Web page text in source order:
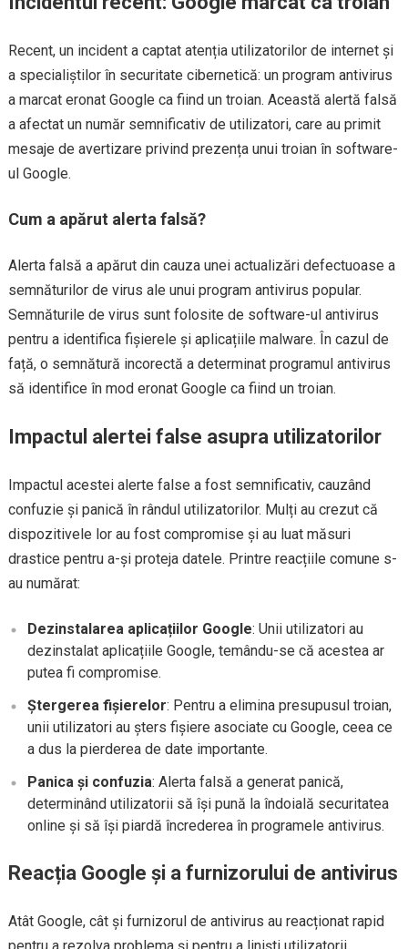
Recent, un incident a captat atenția utilizatorilor de internet și
a specialiștilor în securitate cibernetică: un program antivirus
a marcat eronat Google ca fiind un troian. Această alertă falsă
a afectat un număr semnificativ de utilizatori, care au primit
mesaje de avertizare privind prezența unui troian în software-
ul Google.
Cum a apărut alerta falsă?
Alerta falsă a apărut din cauza unei actualizări defectuoase a
semnăturilor de virus ale unui program antivirus popular.
Semnăturile de virus sunt folosite de software-ul antivirus
pentru a identifica fișierele și aplicațiile malware. În cazul de
față, o semnătură incorectă a determinat programul antivirus
să identifice în mod eronat Google ca fiind un troian.
Impactul alertei false asupra utilizatorilor
Impactul acestei alerte false a fost semnificativ, cauzând
confuzie și panică în rândul utilizatorilor. Mulți au crezut că
dispozitivele lor au fost compromise și au luat măsuri
drastice pentru a-și proteja datele. Printre reacțiile comune s-
au numărat:
Dezinstalarea aplicațiilor Google: Unii utilizatori au
dezinstalat aplicațiile Google, temându-se că acestea ar
putea fi compromise.
Ștergerea fișierelor: Pentru a elimina presupusul troian,
unii utilizatori au șters fișiere asociate cu Google, ceea ce
a dus la pierderea de date importante.
Panica și confuzia: Alerta falsă a generat panică,
determinând utilizatorii să își pună la îndoială securitatea
online și să își piardă încrederea în programele antivirus.
Reacția Google și a furnizorului de antivirus
Atât Google, cât și furnizorul de antivirus au reacționat rapid